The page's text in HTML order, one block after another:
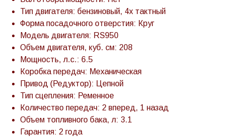
Тип двигателя: бензиновый, 4х тактный
Форма посадочного отверстия: Круг
Модель двигателя: RS950
Объем двигателя, куб. см: 208
Мощность, л.с.: 6.5
Коробка передач: Механическая
Привод (Редуктор): Цепной
Тип сцепления: Ременное
Количество передач: 2 вперед, 1 назад
Объем топливного бака, л: 3.1
Гарантия: 2 года